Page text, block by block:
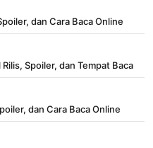
dan Cara Baca Online
Spoiler, dan Tempat Baca
dan Cara Baca Online